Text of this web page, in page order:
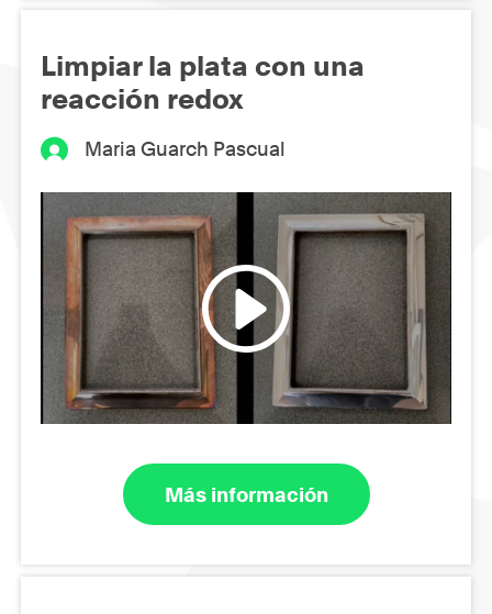
Limpiar la plata con una
reacción redox
Maria Guarch Pascual
Más información